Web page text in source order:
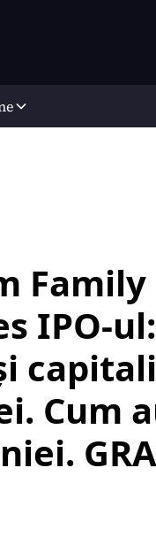
Family
IPO-
Cum